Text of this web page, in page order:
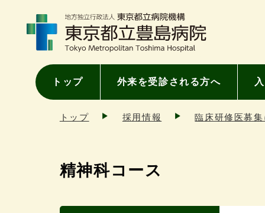
トップ 外来を受診される方へ
トップ 採用情報 臨床研修医募
精神科コース